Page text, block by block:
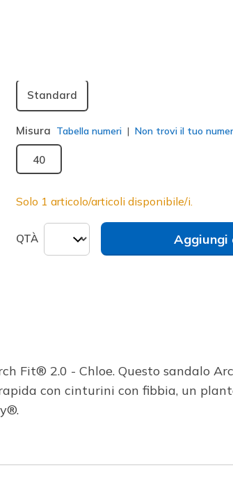
Standard
Misura Tabella numeri Non trovi il tuo
40
Solo 1 articolo/articoli disponibile/i.
QTÀ Aggiungi
Fit® 2.0 - Chloe. Questo sandalo
con cinturini con fibbia, un